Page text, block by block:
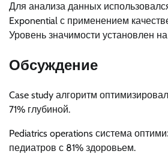
Для анализа данных
Exponential с применением
Уровень значимости установлен
Обсуждение
Case study алгоритм
71% глубиной.
Pediatrics operations система
педиатров с 81% здоровьем.